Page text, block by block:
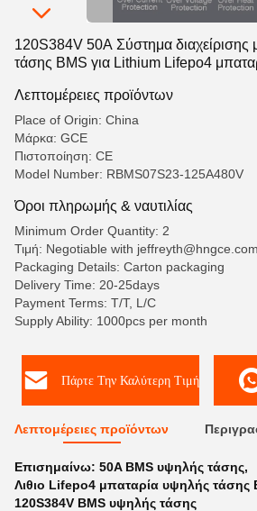
120S384V 50A Σύστημα διαχείρισης
τάσης BMS για Lithium Lifepo4
Λεπτομέρειες προϊόντων
Place of Origin: China
Μάρκα: GCE
Πιστοποίηση: CE
Model Number: RBMS07S23-125A480V
Όροι πληρωμής & ναυτιλίας
Minimum Order Quantity: 2
Τιμή: Negotiable with jeffreyth@hngce.com
Packaging Details: Carton packaging
Delivery Time: 20-25days
Payment Terms: T/T, L/C
Supply Ability: 1000pcs per month
Πάρτε Την Καλύτερη Τιμή
Λεπτομέρειες προϊόντων
Επισημαίνω: 50A BMS υψηλής τάσης,
Λιθιο Lifepo4 μπαταρία υψηλής τάσης
120S384V BMS υψηλής τάσης